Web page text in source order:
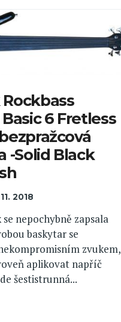
6 Fretless
-Solid Black
2018
nepochybně zapsala
baskytar se
zvukem,
aplikovat napříč
šestistrunná...